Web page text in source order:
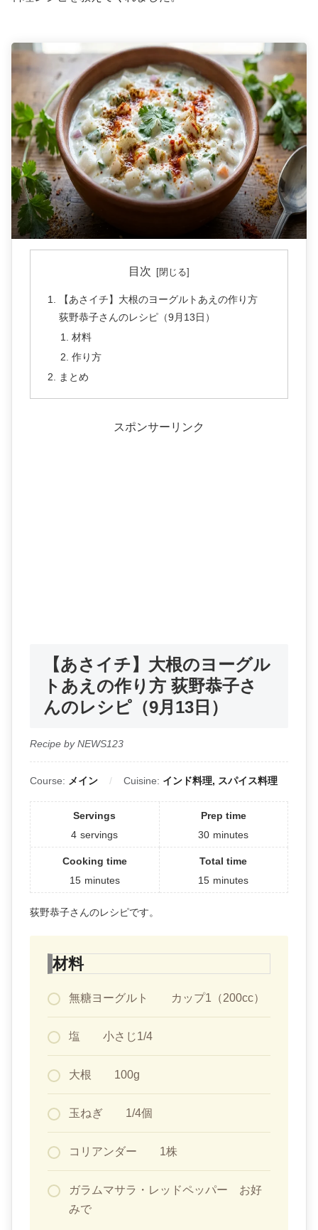
目次
【あさイチ】大根のヨーグルトあえの作り方
荻野恭子さんのレシピ（9月13日）
材料
作り方
まとめ
スポンサーリンク
【あさイチ】大根のヨーグル
トあえの作り方 荻野恭子さ
んのレシピ（9月13日）
Recipe by NEWS123
Course: メイン Cuisine: インド料理, スパイス料理
Servings
4 servings
Prep time
30 minutes
Cooking time
15 minutes
Total time
15 minutes
荻野恭子さんのレシピです。
材料
無糖ヨーグルト カップ1（200cc）
塩 小さじ1/4
大根 100g
玉ねぎ 1/4個
コリアンダー 1株
ガラムマサラ・レッドペッパー お好
みで